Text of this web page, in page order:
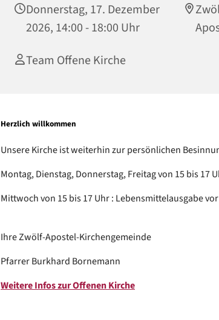
Donnerstag, 17. Dezember
2026, 14:00 - 18:00 Uhr
Team Offene Kirche
Herzlich willkommen
Unsere Kirche ist weiterhin zur persönlichen
Montag, Dienstag, Donnerstag, Freitag von 15 bis 17
Mittwoch von 15 bis 17 Uhr : Lebensmittelausgabe
Ihre Zwölf-Apostel-Kirchengemeinde
Pfarrer Burkhard Bornemann
Weitere Infos zur Offenen Kirche